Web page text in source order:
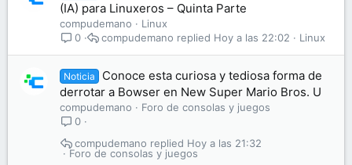
(IA) para Linuxeros – Quinta Parte
compudemano
Linux
0
Linux
Hoy a las 22:02
compudemano
Noticia
Conoce esta curiosa y tediosa forma de
derrotar a Bowser en New Super Mario Bros. U
compudemano
Foro de consolas y juegos
0
Foro de consolas y juegos
Hoy a las 21:32
compudemano